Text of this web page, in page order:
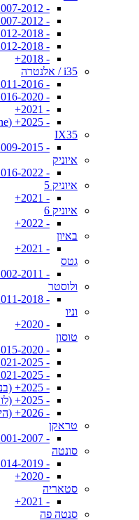
- 2007-2012
- 2007-2012 (CW סטיישן)
- 2012-2018
- 2012-2018 (CW סטיישן)
- 2018+
i35 / אלנטרה
- 2011-2016
- 2016-2020
- 2021+
- 2025+ (N Line)
IX35
- 2009-2015
איוניק
- 2016-2022
איוניק 5
- 2021+
איוניק 6
- 2022+
באיון
- 2021+
גטס
- 2002-2011
ולוסטר
- 2011-2018
וניו
- 2020+
טוסון
- 2015-2020
- 2021-2025 (בנזין)
- 2021-2025 (הייבריד)
- 2025+ (בנזין)
- 2025+ (לונג הייבריד)
- 2026+ (הייבריד)
טראקן
- 2001-2007
סונטה
- 2014-2019
- 2020+
סטאריה
- 2021+
סנטה פה